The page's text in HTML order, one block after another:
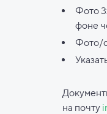
Фото
фоне
Фото/
на почту